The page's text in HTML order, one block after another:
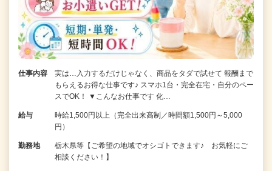
仕事内容
実は…入力するだけじゃなく、商品をタダで試せて 報酬まで
もらえるお得な仕事です♪ スマホ1台・完全在宅・自分のペー
スでOK！ ▼こんなお仕事です 化…
給与
時給1,500円以上（完全出来高制／時間額1,500円～5,000
円）
勤務地
栃木県等【ご希望の地域でオシゴトできます♪ お気軽にご
相談ください！】